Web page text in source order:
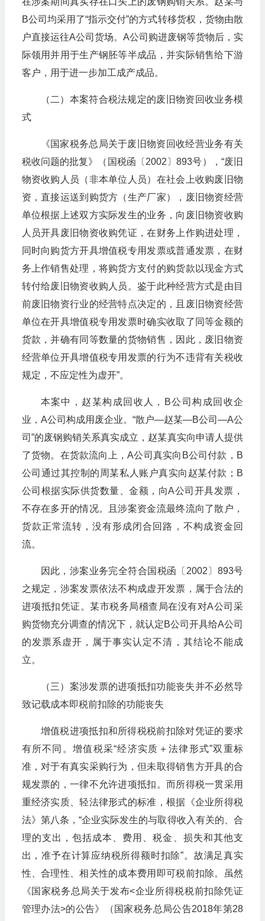
B公司均采用了“指示交付”的方式转移货权，货物由散
户直接运往A公司货场。A公司购进废钢等货物后，实
际领用并用于生产钢胚等半成品，并实际销售给下游
客户，用于进一步加工成产成品。
（二）本案符合税法规定的废旧物资回收业务模
式
《国家税务总局关于废旧物资回收经营业务有关
税收问题的批复》（国税函〔2002〕893号），“废旧
物资收购人员（非本单位人员）在社会上收购废旧物
资，直接运送到购货方（生产厂家），废旧物资经营
单位根据上述双方实际发生的业务，向废旧物资收购
人员开具废旧物资收购凭证，在财务上作购进处理，
同时向购货方开具增值税专用发票或普通发票，在财
务上作销售处理，将购货方支付的购货款以现金方式
转付给废旧物资收购人员。鉴于此种经营方式是由目
前废旧物资行业的经营特点决定的，且废旧物资经营
单位在开具增值税专用发票时确实收取了同等金额的
货款，并确有同等数量的货物销售，因此，废旧物资
经营单位开具增值税专用发票的行为不违背有关税收
规定，不应定性为虚开”。
本案中，赵某构成回收人，B公司构成回收企
业，A公司构成用废企业。“散户—赵某—B公司—A公
司”的废钢购销关系真实成立，赵某真实向申请人提供
了货物。在货款流向上，A公司真实向B公司付款，B
公司通过其控制的周某私人账户真实向赵某付款；B
公司根据实际供货数量、金额，向A公司开具发票，
不存在多开的情况。且涉案资金流最终流向了散户，
货款正常流转，没有形成闭合回路，不构成资金回
流。
因此，涉案业务完全符合国税函〔2002〕893号
之规定，涉案发票依法不构成虚开发票，属于合法的
进项抵扣凭证。某市税务局稽查局在没有对A公司采
购货物充分调查的情况下，就认定B公司开具给A公司
的发票系虚开，属于事实认定不清，其结论不能成
立。
（三）案涉发票的进项抵扣功能丧失并不必然导
致记载成本即税前扣除的功能丧失
增值税进项抵扣和所得税税前扣除对凭证的要求
有所不同。增值税采“经济实质＋法律形式”双重标
准，对于有真实采购行为，但未取得销售方开具的合
规发票的，一律不允许进项抵扣。而所得税一贯采用
重经济实质、轻法律形式的标准，根据《企业所得税
法》第八条，“企业实际发生的与取得收入有关的、合
理的支出，包括成本、费用、税金、损失和其他支
出，准予在计算应纳税所得额时扣除”。故满足真实
性、合理性、相关性的成本费用即可税前扣除。虽然
《国家税务总局关于发布<企业所得税税前扣除凭证
管理办法>的公告》（国家税务总局公告2018年第28